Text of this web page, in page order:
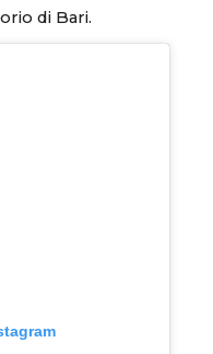
di Bari.